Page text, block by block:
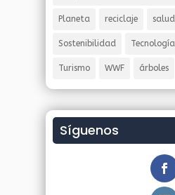
Planeta reciclaje salud
Sostenibilidad Tecnología
Turismo WWF árboles
Síguenos